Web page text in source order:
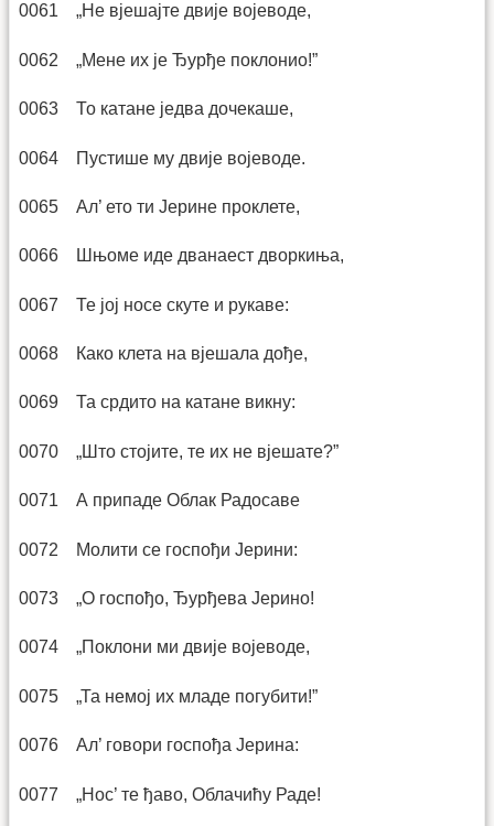
0061 „Не вјешајте двије војеводе,
0062 „Мене их је Ђурђе поклонио!”
0063 То катане једва дочекаше,
0064 Пустише му двије војеводе.
0065 Ал’ ето ти Јерине проклете,
0066 Шњоме иде дванаест дворкиња,
0067 Те јој носе скуте и рукаве:
0068 Како клета на вјешала дође,
0069 Та срдито на катане викну:
0070 „Што стојите, те их не вјешате?”
0071 А припаде Облак Радосаве
0072 Молити се госпођи Јерини:
0073 „О госпођо, Ђурђева Јерино!
0074 „Поклони ми двије војеводе,
0075 „Та немој их младе погубити!”
0076 Ал’ говори госпођа Јерина:
0077 „Нос’ те ђаво, Облачићу Раде!